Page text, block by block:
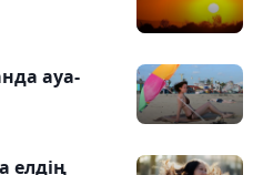
ауа-
елдің